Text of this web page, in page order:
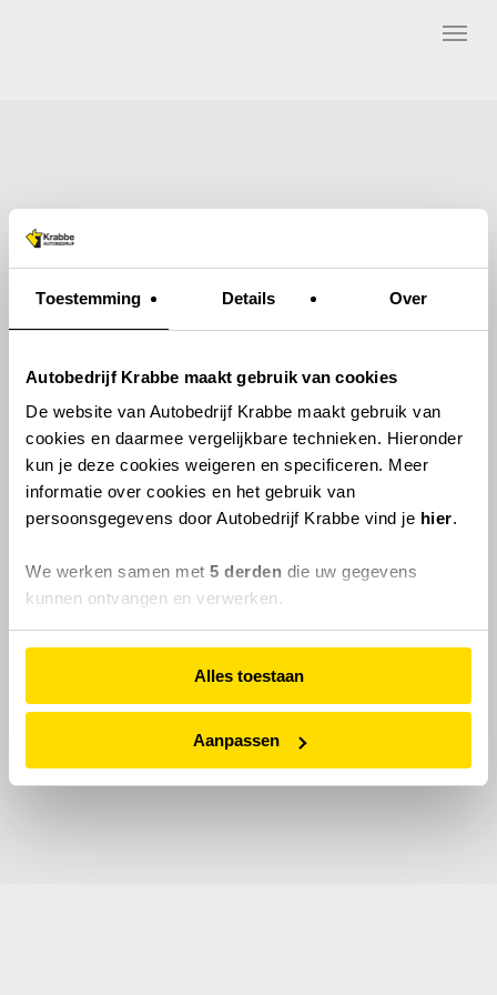
Toestemming Details Over
Autobedrijf Krabbe maakt gebruik van cookies
De website van Autobedrijf Krabbe maakt gebruik van
cookies en daarmee vergelijkbare technieken. Hieronder
kun je deze cookies weigeren en specificeren. Meer
informatie over cookies en het gebruik van
persoonsgegevens door Autobedrijf Krabbe vind je hier.
We werken samen met 5 derden die uw gegevens
kunnen ontvangen en verwerken.
Alles toestaan
Aanpassen
Menu